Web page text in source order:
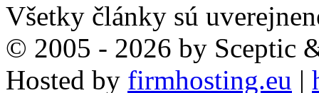
Všetky články sú
© 2005 - 2026 by Sceptic
Hosted by firmhosting.eu |